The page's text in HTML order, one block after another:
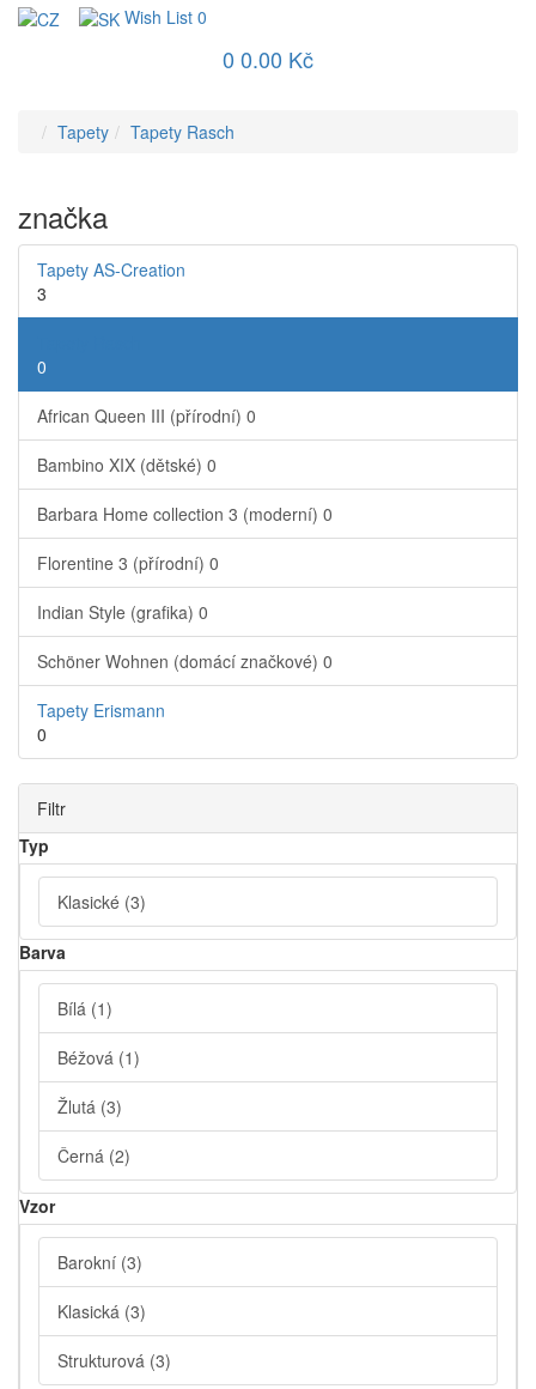
Wish List 0
0 0.00 Kč
Tapety Tapety Rasch
značka
Tapety AS-Creation
3
0
African Queen III (přírodní) 0
Bambino XIX (dětské) 0
Barbara Home collection 3 (moderní) 0
Florentine 3 (přírodní) 0
Indian Style (grafika) 0
Schöner Wohnen (domácí značkové) 0
Tapety Erismann
0
Filtr
Typ
Klasické (3)
Barva
Bílá (1)
Béžová (1)
Žlutá (3)
Černá (2)
Vzor
Barokní (3)
Klasická (3)
Strukturová (3)